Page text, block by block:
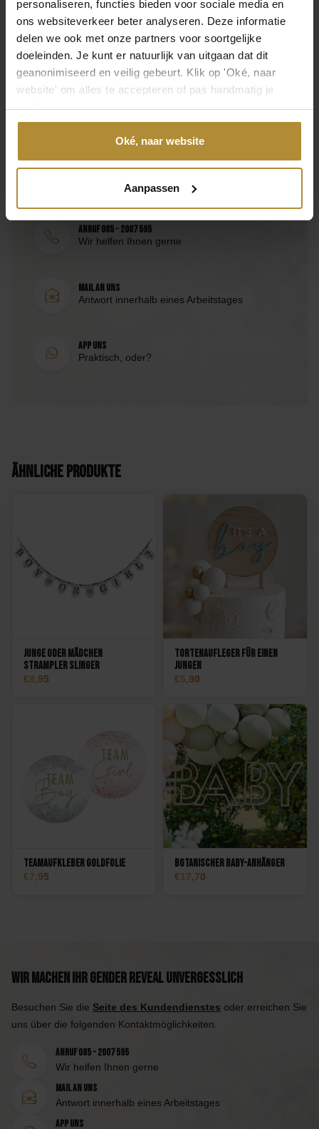
personaliseren, functies bieden voor sociale media en
ons websiteverkeer beter analyseren. Deze informatie
delen we ook met onze partners voor soortgelijke
doeleinden. Je kunt er natuurlijk van uitgaan dat dit
geanonimiseerd en veilig gebeurt. Klik op 'Oké, naar
website' om alles te accepteren of pas handmatig je
voorkeuren aan.
Oké, naar website
Aanpassen
Schwarz
Material
Latex, Papier
Ingwer-Rochen
SKU
Häufig gestellte Fragen
Ist es einfach, den Ballon selbst zu füllen?
Kontaktieren Sie uns direkt
Seite des Kundendienstes
erreichen Sie uns über die folgenden
Kontaktmöglichkeiten.
Anruf 085 - 2007 595
Wir helfen Ihnen gerne
Mail an uns
Antwort innerhalb eines Arbeitstages
App uns
Praktisch, oder?
Ähnliche Produkte
Junge oder Mädchen
Strampler Slinger
8,95
Tortenaufleger für einen
Jungen
5,90
Teamaufkleber Goldfolie
7,95
Botanischer Baby-Anhänger
17,70
Wir machen Ihr Gender Reveal unvergesslich
Besuchen Sie die Seite des Kundendienstes oder erreichen Sie
uns über die folgenden Kontaktmöglichkeiten.
Anruf 085 - 2007 595
Wir helfen Ihnen gerne
Mail an uns
Antwort innerhalb eines Arbeitstages
App uns